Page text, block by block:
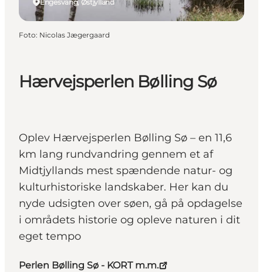
Hærvejsperlen Bølling Sø
Oplev Hærvejsperlen Bølling Sø – en 11,6
km lang rundvandring gennem et af
Midtjyllands mest spændende natur- og
kulturhistoriske landskaber. Her kan du
nyde udsigten over søen, gå på opdagelse
i områdets historie og opleve naturen i dit
eget tempo
Perlen Bølling Sø - KORT m.m.
Engesvang, Østjylland
Foto: Nicolas Jægergaard